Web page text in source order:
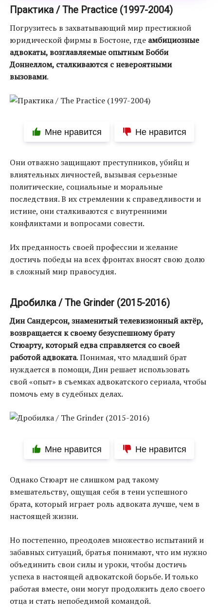
Практика / The Practice (1997-2004)
Погрузитесь в захватывающий мир престижной
юридической фирмы в Бостоне, где амбициозные
адвокаты, возглавляемые опытным Бобби
Доннеллом, сталкиваются с невероятными
вызовами.
Мне нравится Не нравится
Они отважно защищают преступников, убийц и
влиятельных личностей, вызывая серьезные
политические, социальные и моральные
последствия. В их стремлении к справедливости и
истине, они сталкиваются с внутренними
конфликтами и вопросами совести.
Их преданность своей профессии и желание
достичь победы на всех фронтах вносят свою долю
в сложный мир правосудия.
Дробилка / The Grinder (2015-2016)
Дин Сандерсон, знаменитый телевизионный актёр,
возвращается к своему безуспешному брату
Стюарту, который едва справляется со своей
работой адвоката. Понимая, что младший брат
нуждается в помощи, Дин решает использовать
свой «опыт» в съемках адвокатского сериала, чтобы
помочь ему в судебных делах.
Мне нравится Не нравится
Однако Стюарт не слишком рад такому
вмешательству, ощущая себя в тени успешного
брата, который играет роль адвоката лучше, чем в
настоящей жизни.
Но постепенно, преодолев множество испытаний и
забавных ситуаций, братья понимают, что им нужно
объединить свои силы и уроки, чтобы достичь
успеха в настоящей адвокатской борьбе. И только
работая вместе, они могут продолжить дело своего
отца и стать непобедимой командой.